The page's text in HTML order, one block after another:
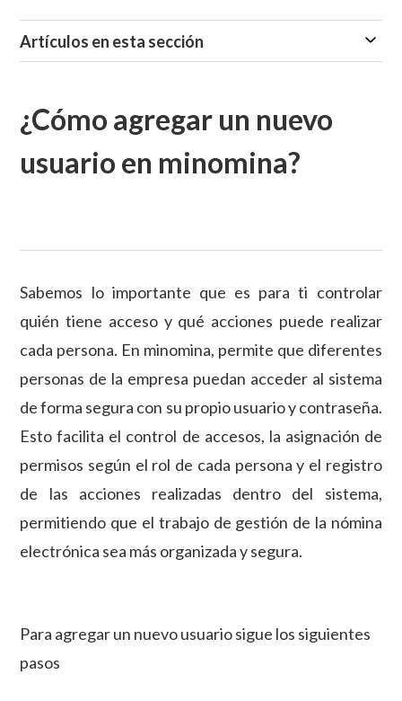
Artículos en esta sección
¿Cómo agregar un nuevo
usuario en minomina?
Sabemos lo importante que es para ti controlar
quién tiene acceso y qué acciones puede realizar
cada persona. En minomina, permite que diferentes
personas de la empresa puedan acceder al sistema
de forma segura con su propio usuario y contraseña.
Esto facilita el control de accesos, la asignación de
permisos según el rol de cada persona y el registro
de las acciones realizadas dentro del sistema,
permitiendo que el trabajo de gestión de la nómina
electrónica sea más organizada y segura.
Para agregar un nuevo usuario sigue los siguientes
pasos